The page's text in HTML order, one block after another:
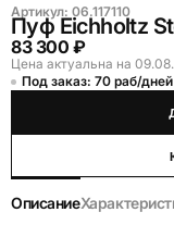
Артикул: 06.117110
Пуф Eichholtz
83 300 ₽
Цена актуальна на
Под заказ: 70 раб/дней
Описание